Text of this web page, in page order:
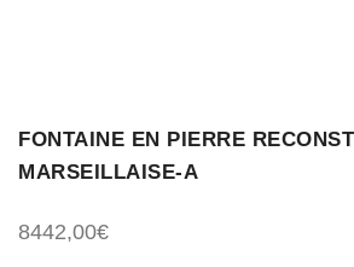
FONTAINE EN PIERRE
MARSEILLAISE-A
8442,00€